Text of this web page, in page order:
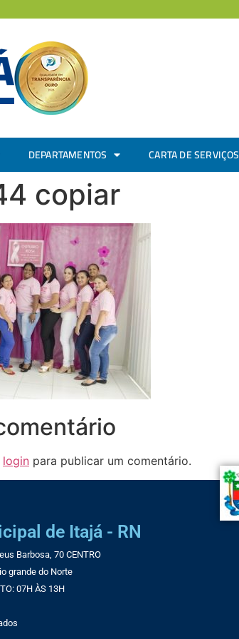
DEPARTAMENTOS CARTA DE SERVIÇOS
copiar
login para publicar um comentário.
de Itajá - RN
Barbosa, 70 CENTRO
grande do Norte
07H ÀS 13H